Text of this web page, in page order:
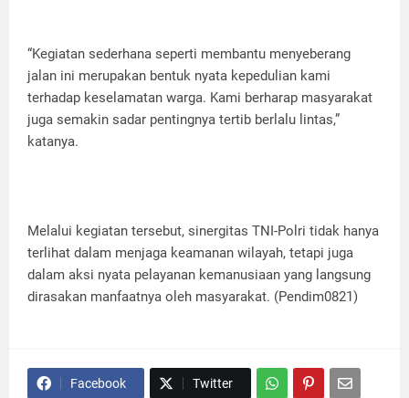
“Kegiatan sederhana seperti membantu menyeberang
jalan ini merupakan bentuk nyata kepedulian kami
terhadap keselamatan warga. Kami berharap masyarakat
juga semakin sadar pentingnya tertib berlalu lintas,”
katanya.
Melalui kegiatan tersebut, sinergitas TNI-Polri tidak hanya
terlihat dalam menjaga keamanan wilayah, tetapi juga
dalam aksi nyata pelayanan kemanusiaan yang langsung
dirasakan manfaatnya oleh masyarakat. (Pendim0821)
Facebook Twitter